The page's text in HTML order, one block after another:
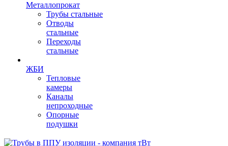
Металлопрокат
Трубы стальные
Отводы
стальные
Переходы
стальные
ЖБИ
Тепловые
камеры
Каналы
непроходные
Опорные
подушки